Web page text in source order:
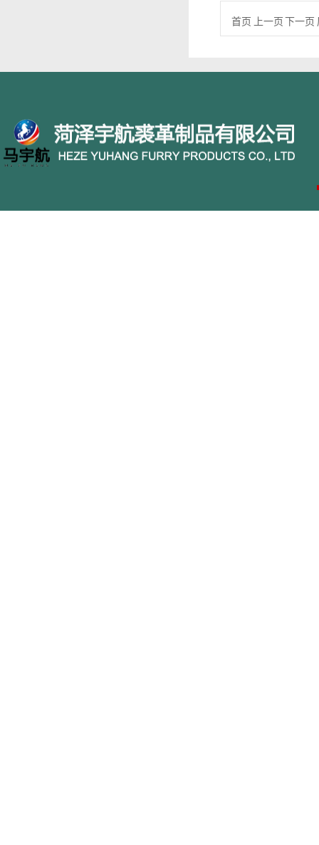
首页 上一页 下一页